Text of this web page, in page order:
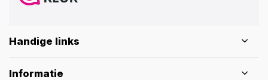
Handige links
Informatie